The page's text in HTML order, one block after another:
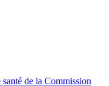
de la Commission